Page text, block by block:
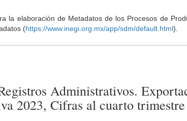
la elaboración de Metadatos de los Procesos de
(https://www.inegi.org.mx/app/sdm/default.html).
Administrativos.
2023, Cifras al cuarto trimestre